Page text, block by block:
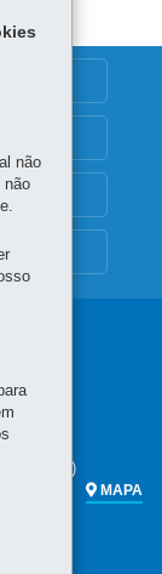
público)
MAPA
não
não